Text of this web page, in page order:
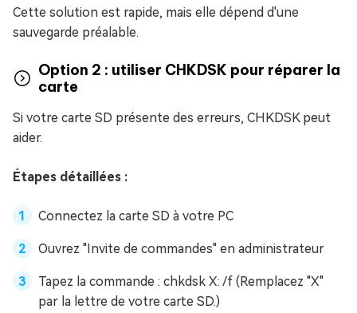
Cette solution est rapide, mais elle dépend d'une
sauvegarde préalable.
Option 2 : utiliser CHKDSK pour réparer la
carte
Si votre carte SD présente des erreurs, CHKDSK peut
aider.
Étapes détaillées :
Connectez la carte SD à votre PC
Ouvrez "Invite de commandes" en administrateur
Tapez la commande : chkdsk X: /f (Remplacez "X"
par la lettre de votre carte SD.)